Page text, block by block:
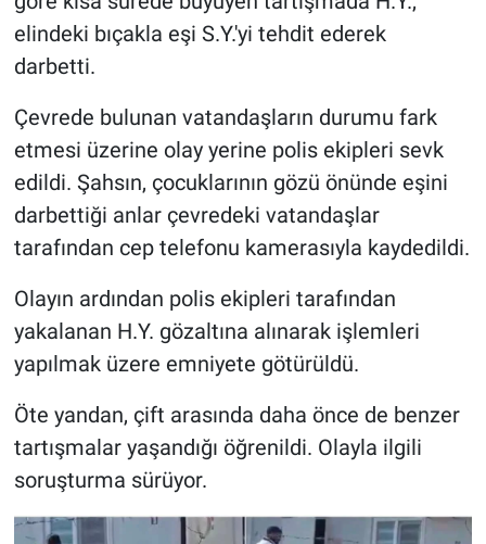
elindeki bıçakla eşi S.Y.'yi tehdit ederek
darbetti.
Çevrede bulunan vatandaşların durumu fark
etmesi üzerine olay yerine polis ekipleri sevk
edildi. Şahsın, çocuklarının gözü önünde eşini
darbettiği anlar çevredeki vatandaşlar
tarafından cep telefonu kamerasıyla kaydedildi.
Olayın ardından polis ekipleri tarafından
yakalanan H.Y. gözaltına alınarak işlemleri
yapılmak üzere emniyete götürüldü.
Öte yandan, çift arasında daha önce de benzer
tartışmalar yaşandığı öğrenildi. Olayla ilgili
soruşturma sürüyor.